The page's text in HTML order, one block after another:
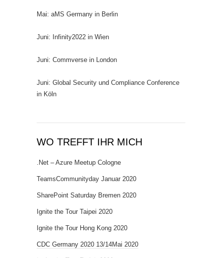
Mai: aMS Germany in Berlin
Juni: Infinity2022 in Wien
Juni: Commverse in London
Juni: Global Security und Compliance Conference
in Köln
WO TREFFT IHR MICH
.Net – Azure Meetup Cologne
TeamsCommunityday Januar 2020
SharePoint Saturday Bremen 2020
Ignite the Tour Taipei 2020
Ignite the Tour Hong Kong 2020
CDC Germany 2020 13/14Mai 2020